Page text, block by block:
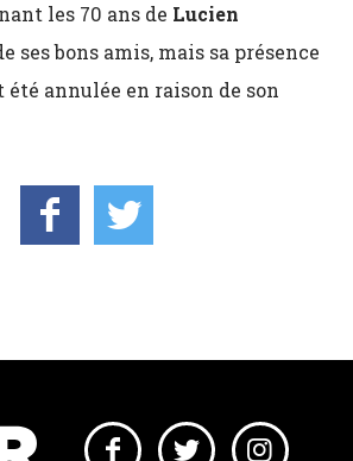
les 70 ans de Lucien
ses bons amis, mais sa présence
annulée en raison de son